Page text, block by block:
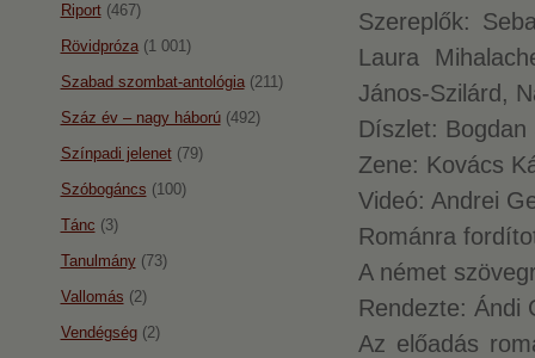
Szereplők:
Laura
János-Szilárd,
Díszlet: Bogdan
Zene: Kovács
Videó: Andrei
Románra
A német
Rendezte: Ándi
Az előadás
Riport(467)
Rövidpróza(1 001)
Szabad szombat-antológia(211)
Száz év – nagy háború(492)
Színpadi jelenet(79)
Szóbogáncs (100)
Tánc (3)
Tanulmány(73)
Vallomás (2)
Vendégség(2)